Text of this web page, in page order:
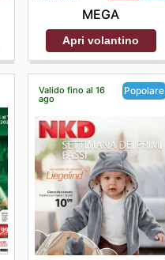
MEGA
Apri volantino
Valido fino al 16
ago
Popolare